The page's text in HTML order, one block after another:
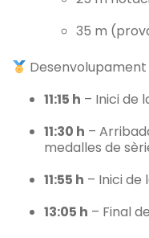
35 m
11:15 h – Inici de
11:30 h –
medalles de
11:55 h – Inici de
13:05 h – Final